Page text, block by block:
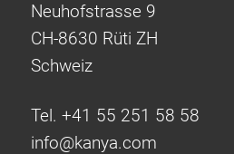
Neuhofstrasse 9
CH-8630 Rüti ZH
Schweiz
Tel. +41 55 251 58 58
info@kanya.com